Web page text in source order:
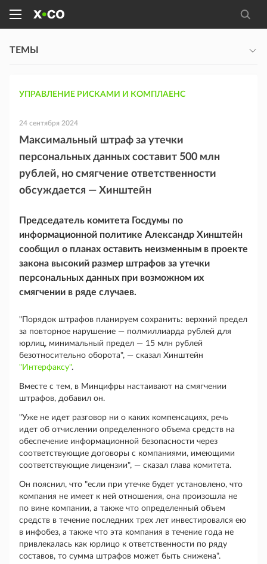
ТЕМЫ
УПРАВЛЕНИЕ РИСКАМИ И КОМПЛАЕНС
24 сентября 2024
Максимальный штраф за утечки
персональных данных составит 500 млн
рублей, но смягчение ответственности
обсуждается — Хинштейн
Председатель комитета Госдумы по
информационной политике Александр Хинштейн
сообщил о планах оставить неизменным в проекте
закона высокий размер штрафов за утечки
персональных данных при возможном их
смягчении в ряде случаев.
"Порядок штрафов планируем сохранить: верхний предел
за повторное нарушение — полмиллиарда рублей для
юрлиц, минимальный предел — 15 млн рублей
безотносительно оборота", — сказал Хинштейн
"Интерфаксу".
Вместе с тем, в Минцифры настаивают на смягчении
штрафов, добавил он.
"Уже не идет разговор ни о каких компенсациях, речь
идет об отчислении определенного объема средств на
обеспечение информационной безопасности через
соответствующие договоры с компаниями, имеющими
соответствующие лицензии", — сказал глава комитета.
Он пояснил, что "если при утечке будет установлено, что
компания не имеет к ней отношения, она произошла не
по вине компании, а также что определенный объем
средств в течение последних трех лет инвестировался ею
в инфобез, а также что эта компания в течение года не
привлекалась как юрлицо к ответственности по ряду
составов, то сумма штрафов может быть снижена".